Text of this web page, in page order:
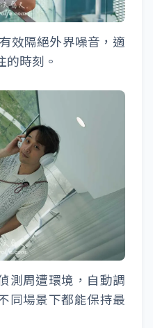
效隔絕外界噪音，適
的時刻。
測周遭環境，自動調
同場景下都能保持最